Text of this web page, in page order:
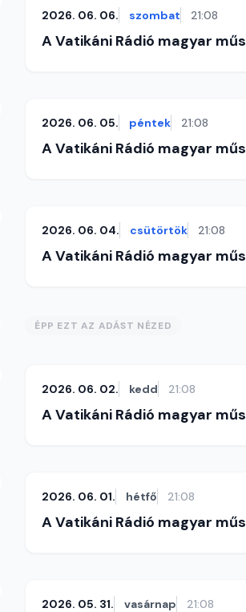
2026. 06. 06. szombat 21:08
A Vatikáni Rádió magyar
2026. 06. 05. péntek 21:08
A Vatikáni Rádió magyar
2026. 06. 04. csütörtök 21:08
A Vatikáni Rádió magyar
ÉPP EZT AZ ADÁST NÉZED
2026. 06. 02. kedd 21:08
A Vatikáni Rádió magyar
2026. 06. 01. hétfő 21:08
A Vatikáni Rádió magyar
2026. 05. 31. vasárnap 21:08